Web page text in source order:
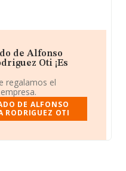
de Alfonso
Oti ¡Es
regalamos el
DE ALFONSO
RODRIGUEZ OTI